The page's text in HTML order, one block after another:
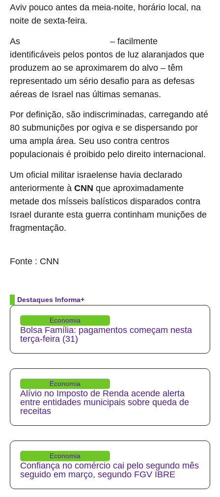
Aviv pouco antes da meia-noite, horário local, na
noite de sexta-feira.
As
– facilmente
identificáveis ​​pelos pontos de luz alaranjados que
produzem ao se aproximarem do alvo – têm
representado um sério desafio para as defesas
aéreas de Israel nas últimas semanas.
Por definição, são indiscriminadas, carregando até
80 submunições por ogiva e se dispersando por
uma ampla área. Seu uso contra centros
populacionais é proibido pelo direito internacional.
Um oficial militar israelense havia declarado
anteriormente à CNN que aproximadamente
metade dos mísseis balísticos disparados contra
Israel durante esta guerra continham munições de
fragmentação.
Fonte : CNN
Destaques Informa+
Economia
Bolsa Família: pagamentos começam nesta
terça-feira (31)
Economia
Alívio no Imposto de Renda acende alerta
entre entidades municipais sobre queda de
receitas
Economia
Confiança no comércio cai pelo segundo mês
seguido em março, segundo FGV IBRE